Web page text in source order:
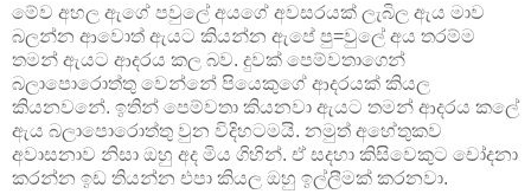
මේව අහල ඇගේ පවුලේ අයගේ අවසරයක් ලැබිල ඇය මාව
බලන්න ආවොත් ඇයට කියන්න ඇපේ පු=වුලේ අය තරම්ම
තමන් ඇයට ආදරය කල බව. දුවක් පෙම්වතාගෙන්
බලාපොරොත්තු වෙන්නේ පියෙකුගේ ආදරයක් කියල
කියනවනේ. ඉතින් පෙම්වතා කියනවා ඇයට තමන් ආදරය කලේ
ඇය බලාපොරොත්තු වුන විදිහටමයි. නමුත් අහේතුකව
අවාසනාව නිසා ඔහු අද මිය ගිහින්. ඒ සදහා කිසිවෙකුට චෝදනා
කරන්න ඉඩ තියන්න එපා කියල ඔහු ඉල්ලීමක් කරනවා.